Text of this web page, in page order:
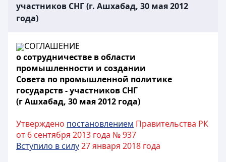
участников СНГ (г. Ашхабад, 30 мая 2012
года)
СОГЛАШЕНИЕ
о сотрудничестве в области
промышленности и создании
Совета по промышленной политике
государств - участников СНГ
(г Ашхабад, 30 мая 2012 года)
Утверждено постановлением Правительства РК
от 6 сентября 2013 года № 937
Вступило в силу27 января 2018 года